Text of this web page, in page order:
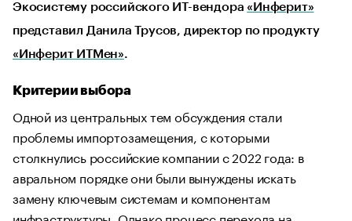
Экосистему российского ИТ-вендора «Инферит»
представил Данила Трусов, директор по продукту
«Инферит ИТМен».
Критерии выбора
Одной из центральных тем обсуждения стали
проблемы импортозамещения, с которыми
столкнулись российские компании с 2022 года: в
авральном порядке они были вынуждены искать
замену ключевым системам и компонентам